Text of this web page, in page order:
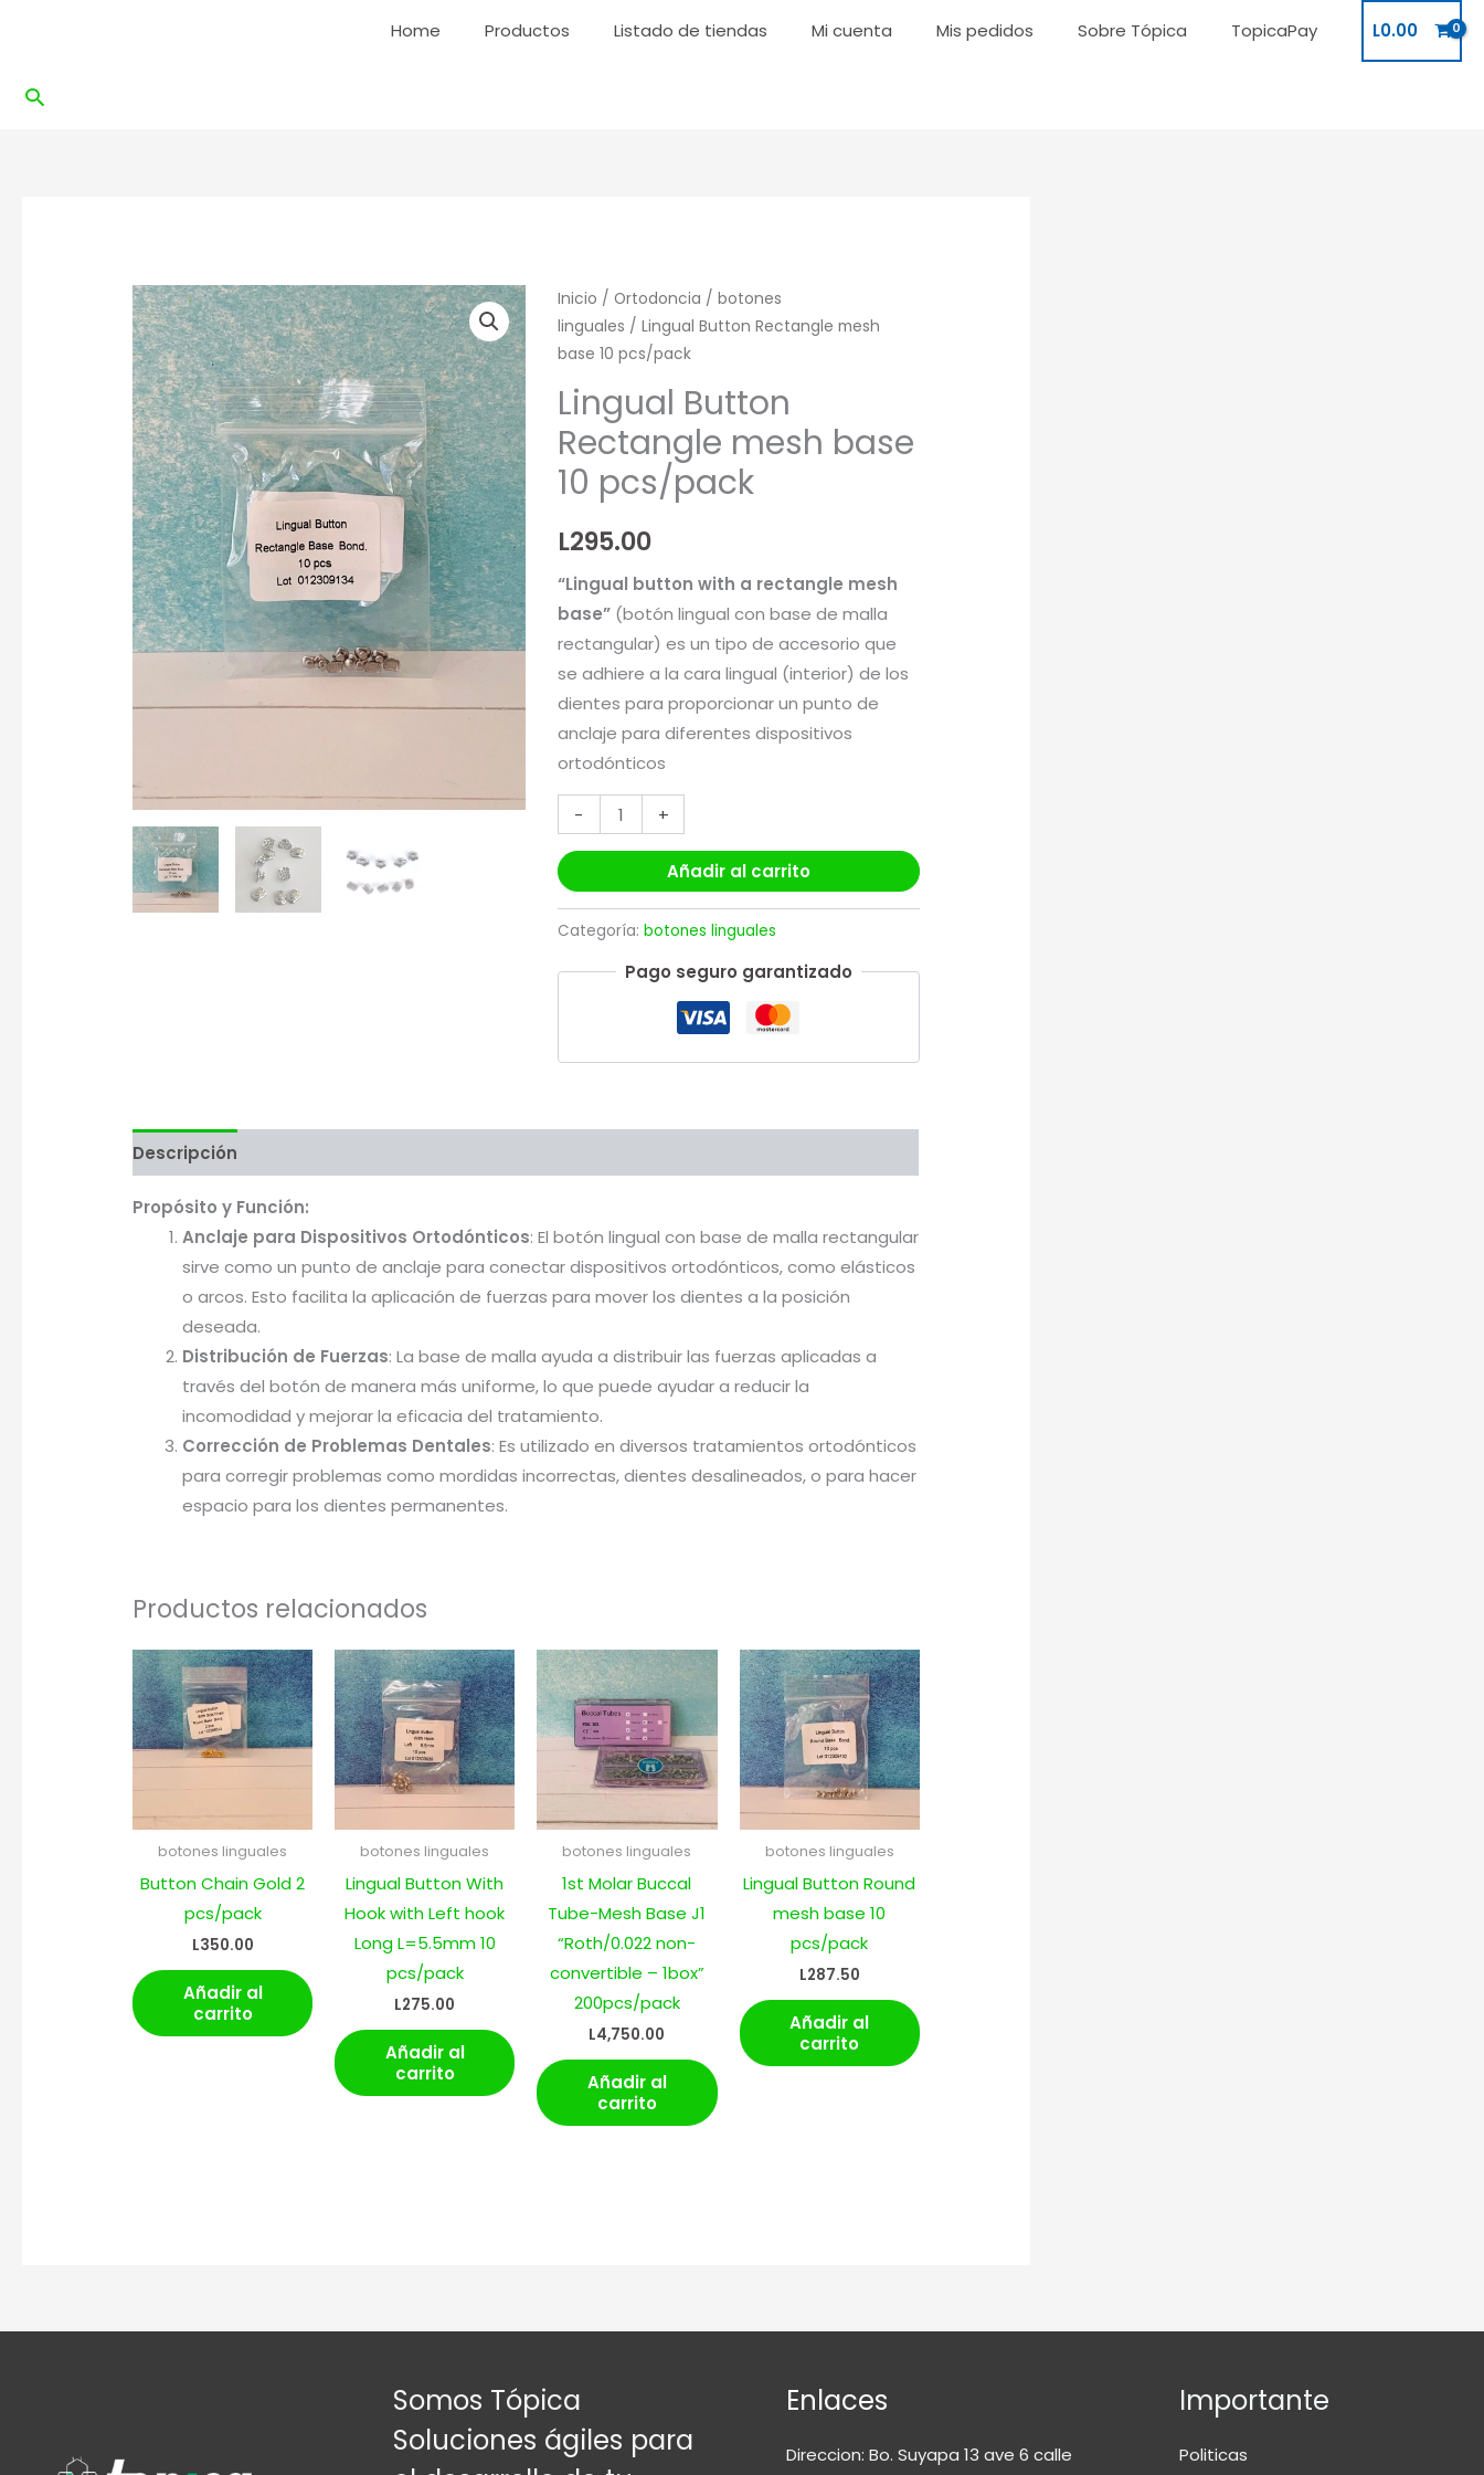
Home Productos Listado de tiendas Mi cuenta Mis pedidos Sobre Tópica TopicaPay L0.00
Buscar
Inicio / Ortodoncia / botones
linguales / Lingual Button Rectangle mesh
base 10 pcs/pack
Lingual Button
Rectangle mesh base
10 pcs/pack
L295.00
“Lingual button with a rectangle mesh
base”(botón lingual con base de malla
rectangular) es un tipo de accesorio que
se adhiere a la cara lingual (interior) de los
dientes para proporcionar un punto de
anclaje para diferentes dispositivos
ortodónticos
-
Lingual
Button
Rectangle
mesh
base
10
pcs/pack
cantidad
+
Añadir al carrito
Categoría: botones linguales
Pago seguro garantizado
Descripción
Propósito y Función:
Anclaje para Dispositivos Ortodónticos: El botón lingual con base de malla rectangular
sirve como un punto de anclaje para conectar dispositivos ortodónticos, como elásticos
o arcos. Esto facilita la aplicación de fuerzas para mover los dientes a la posición
deseada.
Distribución de Fuerzas: La base de malla ayuda a distribuir las fuerzas aplicadas a
través del botón de manera más uniforme, lo que puede ayudar a reducir la
incomodidad y mejorar la eficacia del tratamiento.
Corrección de Problemas Dentales: Es utilizado en diversos tratamientos ortodónticos
para corregir problemas como mordidas incorrectas, dientes desalineados, o para hacer
espacio para los dientes permanentes.
Productos relacionados
botones linguales
Button Chain Gold 2
pcs/pack
L350.00
Añadir al
carrito
botones linguales
Lingual Button With
Hook with Left hook
Long L=5.5mm 10
pcs/pack
L275.00
Añadir al
carrito
botones linguales
1st Molar Buccal
Tube-Mesh Base J1
“Roth/0.022 non-
convertible – 1box”
200pcs/pack
L4,750.00
Añadir al
carrito
botones linguales
Lingual Button Round
mesh base 10
pcs/pack
L287.50
Añadir al
carrito
Somos Tópica
Soluciones ágiles para
Enlaces
Direccion: Bo. Suyapa 13 ave 6 calle
Importante
Politicas